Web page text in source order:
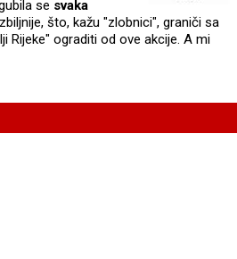
se svaka
što, kažu "zlobnici", graniči sa
Rijeke" ograditi od ove akcije. A mi